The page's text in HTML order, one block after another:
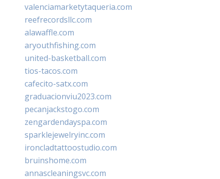
valenciamarketytaqueria.com
reefrecordsllc.com
alawaffle.com
aryouthfishing.com
united-basketball.com
tios-tacos.com
cafecito-satx.com
graduacionviu2023.com
pecanjackstogo.com
zengardendayspa.com
sparklejewelryinc.com
ironcladtattoostudio.com
bruinshome.com
annascleaningsvc.com